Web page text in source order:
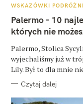
T
G
R
WSKAZÓWKI
Palermo – 10
których nie
Palermo, Stolica
wyjechaliśmy już w
Lily. Był to dla mnie
Czytaj dalej